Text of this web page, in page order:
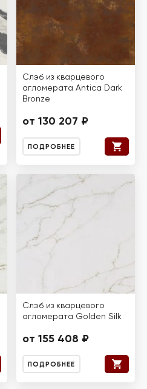
Слэб из кварцевого
агломерата Antica Dark
Bronze
от 130 207 ₽
ПОДРОБНЕЕ
Слэб из кварцевого
агломерата Golden Silk
от 155 408 ₽
ПОДРОБНЕЕ